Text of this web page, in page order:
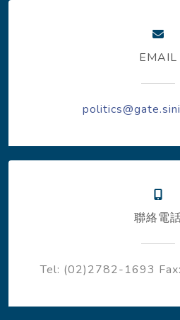
EMAIL
聯絡電
Tel: (02)2782-1693